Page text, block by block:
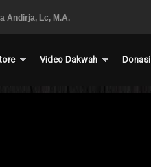
Andirja, Lc, M.A.
Andirja, Lc, M.A.
dan Jangan Berbuat
Video Dakwah Donasi